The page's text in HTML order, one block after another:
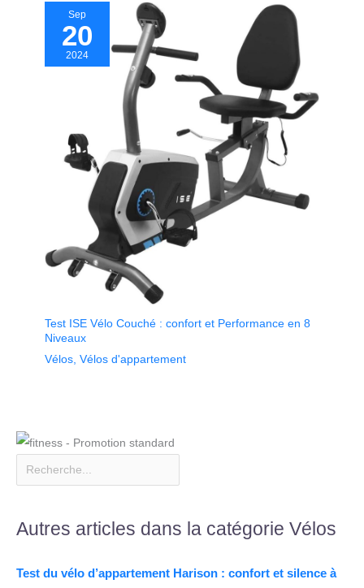
Sep
20
2024
Test ISE Vélo Couché : confort et Performance en 8
Niveaux
Vélos, Vélos d'appartement
Autres articles dans la catégorie Vélos
Test du vélo d’appartement Harison : confort et silence à